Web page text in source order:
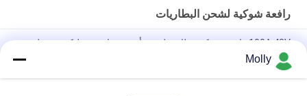
رافعة شوكية لشحن البطاريات
100A 48V رافعة شوكية بطارية ليثيوم أيون شواحن سيليكون معدل
التحكم
سبيكة الألومنيوم CZB5C 24V/45A شاحن بطارية الشاحنة مع مروحة
Molly